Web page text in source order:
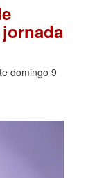
domingo 9